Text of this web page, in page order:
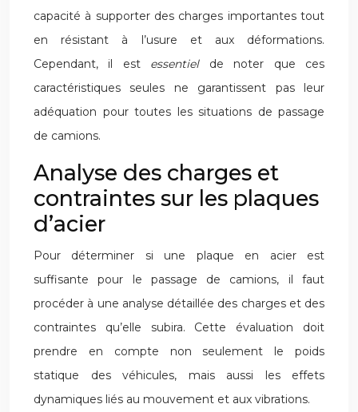
capacité à supporter des charges importantes tout
en résistant à l’usure et aux déformations.
Cependant, il est essentiel de noter que ces
caractéristiques seules ne garantissent pas leur
adéquation pour toutes les situations de passage
de camions.
Analyse des charges et
contraintes sur les plaques
d’acier
Pour déterminer si une plaque en acier est
suffisante pour le passage de camions, il faut
procéder à une analyse détaillée des charges et des
contraintes qu’elle subira. Cette évaluation doit
prendre en compte non seulement le poids
statique des véhicules, mais aussi les effets
dynamiques liés au mouvement et aux vibrations.